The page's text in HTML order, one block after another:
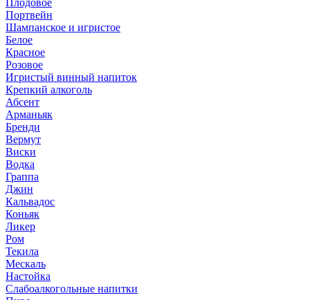
Плодовое
Портвейн
Шампанское и игристое
Белое
Красное
Розовое
Игристый винный напиток
Крепкий алкоголь
Абсент
Арманьяк
Бренди
Вермут
Виски
Водка
Граппа
Джин
Кальвадос
Коньяк
Ликер
Ром
Текила
Мескаль
Настойка
Слабоалкогольные напитки